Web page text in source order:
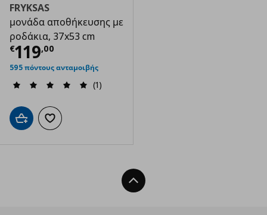
FRYKSAS
μονάδα αποθήκευσης με
ροδάκια, 37x53 cm
€119,00
Τρέχουσα τιμή
595 πόντους ανταμοιβής
(1)
Προσθήκη στο καλάθι
Προσθήκη στα αγαπημένα
Back To Top